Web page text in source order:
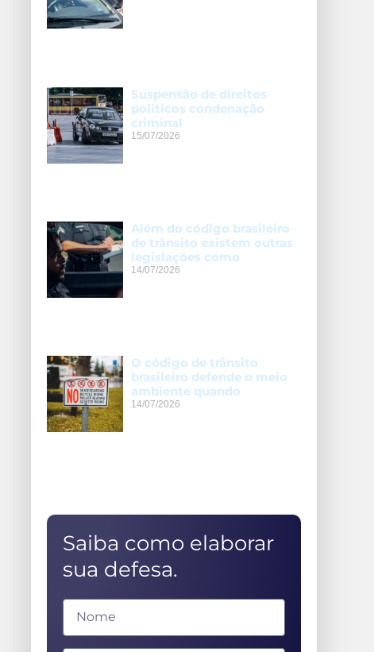
Suspensão de direitos
políticos condenação
criminal
15/07/2026
Além do código brasileiro
de trânsito existem outras
legislações como
14/07/2026
O código de trânsito
brasileiro defende o meio
ambiente quando
14/07/2026
Saiba como elaborar
sua defesa.